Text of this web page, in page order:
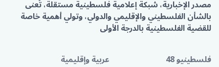
مصدر الإخبارية، شبكة إعلامية فلسطينية مستقلة، تُعنى
بالشأن الفلسطيني والإقليمي والدولي، وتولي أهمية خاصة
للقضية الفلسطينية بالدرجة الأولى
فلسطينيو 48
عربية وإقليمية